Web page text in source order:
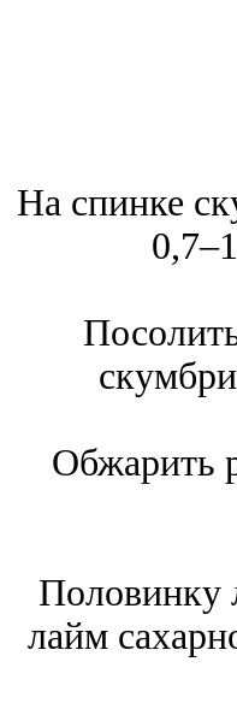
На спинке
Обжарить
Половинку
лайм